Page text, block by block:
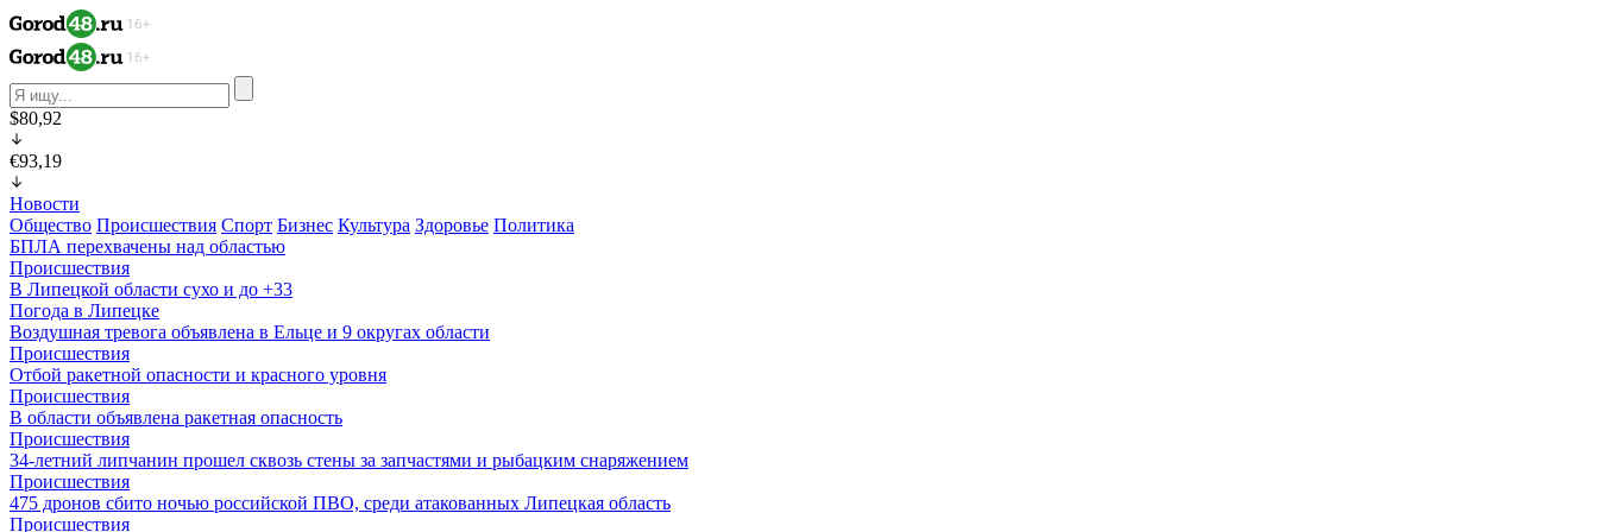
$80,92
€93,19
Новости
Общество Происшествия Спорт Бизнес Культура Здоровье Политика
БПЛА перехвачены над областью
Происшествия
В Липецкой области сухо и до +33
Погода в Липецке
Воздушная тревога объявлена в Ельце и 9 округах области
Происшествия
Отбой ракетной опасности и красного уровня
Происшествия
В области объявлена ракетная опасность
Происшествия
34-летний липчанин прошел сквозь стены за запчастями и рыбацким снаряжением
Происшествия
475 дронов сбито ночью российской ПВО, среди атакованных Липецкая область
Происшествия